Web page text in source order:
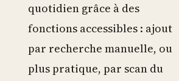
quotidien grâce à des
fonctions accessibles : ajout
par recherche manuelle, ou
plus pratique, par scan du